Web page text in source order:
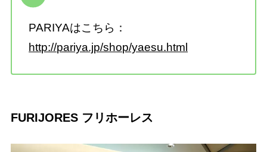
PARIYAはこちら：
http://pariya.jp/shop/yaesu.html
FURIJORES フリホーレス